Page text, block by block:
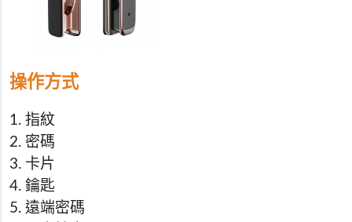
操作方式
1. 指紋
2. 密碼
3. 卡片
4. 鑰匙
5. 遠端密碼